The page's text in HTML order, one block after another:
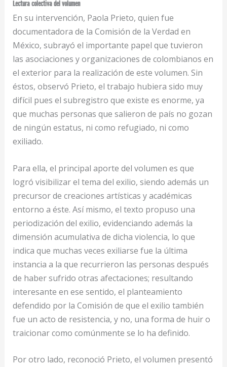
Lectura colectiva del volumen
En su intervención, Paola Prieto, quien fue
documentadora de la Comisión de la Verdad en
México, subrayó el importante papel que tuvieron
las asociaciones y organizaciones de colombianos en
el exterior para la realización de este volumen. Sin
éstos, observó Prieto, el trabajo hubiera sido muy
difícil pues el subregistro que existe es enorme, ya
que muchas personas que salieron de país no gozan
de ningún estatus, ni como refugiado, ni como
exiliado.
Para ella, el principal aporte del volumen es que
logró visibilizar el tema del exilio, siendo además un
precursor de creaciones artísticas y académicas
entorno a éste. Así mismo, el texto propuso una
periodización del exilio, evidenciando además la
dimensión acumulativa de dicha violencia, lo que
indica que muchas veces exiliarse fue la última
instancia a la que recurrieron las personas después
de haber sufrido otras afectaciones; resultando
interesante en ese sentido, el planteamiento
defendido por la Comisión de que el exilio también
fue un acto de resistencia, y no, una forma de huir o
traicionar como comúnmente se lo ha definido.
Por otro lado, reconoció Prieto, el volumen presentó